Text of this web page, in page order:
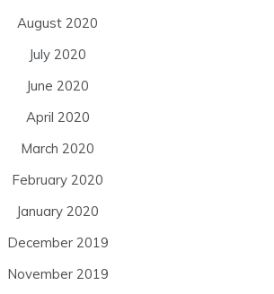
August 2020
July 2020
June 2020
April 2020
March 2020
February 2020
January 2020
December 2019
November 2019